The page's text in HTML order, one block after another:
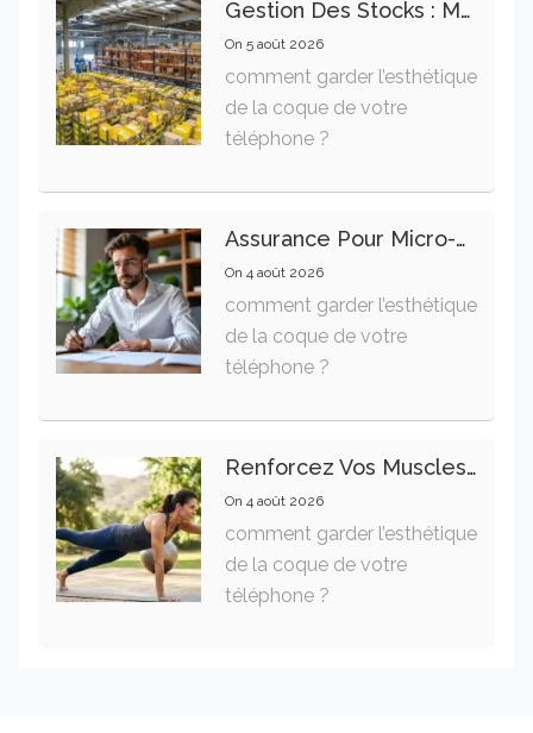
Gestion Des Stocks : Meilleures Pratiques Intralogistiques
On 5 août 2026
comment garder l’esthétique
de la coque de votre
téléphone ?
Assurance Pour Micro-Entrepreneur : Les Garanties Essentielles À Connaître
On 4 août 2026
comment garder l’esthétique
de la coque de votre
téléphone ?
Renforcez Vos Muscles Profonds Pour Apaiser Votre Mal De Dos
On 4 août 2026
comment garder l’esthétique
de la coque de votre
téléphone ?